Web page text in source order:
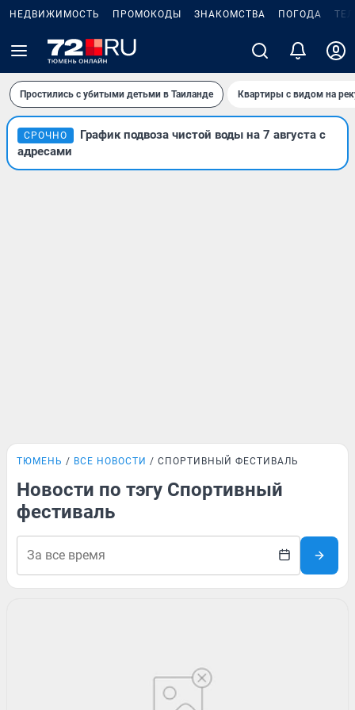
НЕДВИЖИМОСТЬ ПРОМОКОДЫ ЗНАКОМСТВА ПОГОДА
Простились с убитыми детьми в Таиланде Квартиры с видом на
СРОЧНО
График подвоза чистой воды на 7 августа с
адресами
ТЮМЕНЬ ВСЕ НОВОСТИ СПОРТИВНЫЙ ФЕСТИВАЛЬ
Новости по тэгу Спортивный
фестиваль